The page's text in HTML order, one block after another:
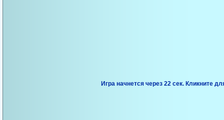
Игра начнется через 21 сек. Кликните